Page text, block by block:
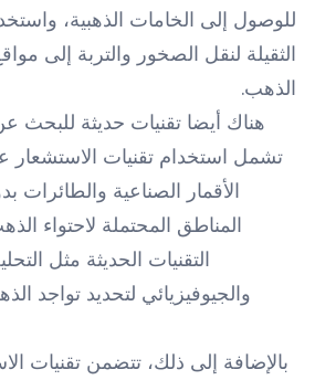
للوصول إلى الخامات الذهبية،
الثقيلة لنقل الصخور والتربة إلى
الذهب.
هناك أيضا تقنيات حديثة للبحث
تشمل استخدام تقنيات
الأقمار الصناعية والطائرات
المناطق المحتملة لاحتواء
التقنيات الحديثة مثل
والجيوفيزيائي لتحديد تواجد
بالإضافة إلى ذلك، تتضمن تقنيات